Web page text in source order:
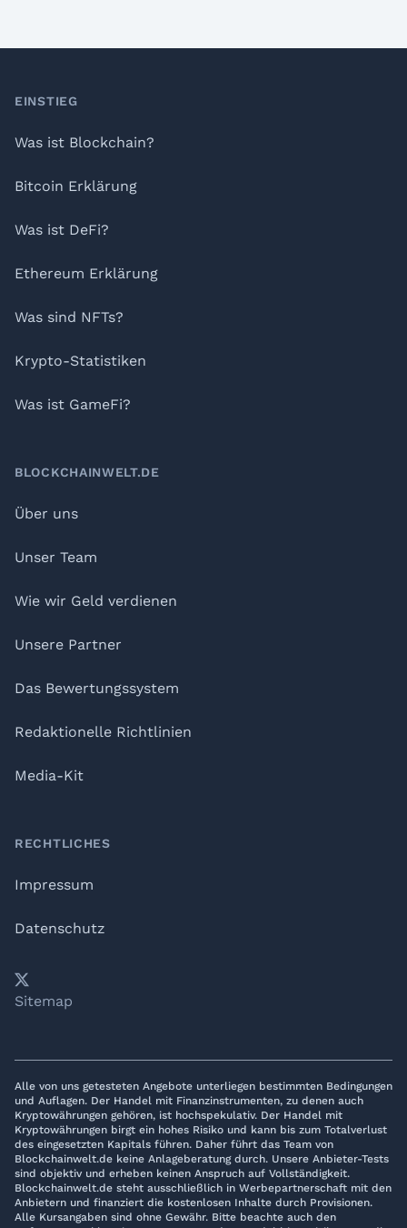
Footer
EINSTIEG
Was ist Blockchain?
Bitcoin Erklärung
Was ist DeFi?
Ethereum Erklärung
Was sind NFTs?
Krypto-Statistiken
Was ist GameFi?
BLOCKCHAINWELT.DE
Über uns
Unser Team
Wie wir Geld verdienen
Unsere Partner
Das Bewertungssystem
Redaktionelle Richtlinien
Media-Kit
RECHTLICHES
Impressum
Datenschutz
YouTube
𝕏LinkedIn
Telegram
Sitemap
Alle von uns getesteten Angebote unterliegen bestimmten Bedingungen
und Auflagen. Der Handel mit Finanzinstrumenten, zu denen auch
Kryptowährungen gehören, ist hochspekulativ. Der Handel mit
Kryptowährungen birgt ein hohes Risiko und kann bis zum Totalverlust
des eingesetzten Kapitals führen. Daher führt das Team von
Blockchainwelt.de keine Anlageberatung durch. Unsere Anbieter-Tests
sind objektiv und erheben keinen Anspruch auf Vollständigkeit.
Blockchainwelt.de steht ausschließlich in Werbepartnerschaft mit den
Anbietern und finanziert die kostenlosen Inhalte durch Provisionen.
Alle Kursangaben sind ohne Gewähr. Bitte beachte auch den